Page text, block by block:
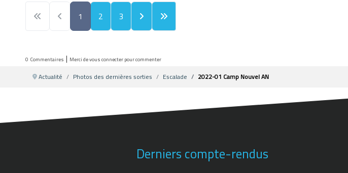
1 2 3
0 Commentaires | Merci de vous connecter pour commenter
Actualité Photos des dernières sorties Escalade 2022-01 Camp Nouvel AN
Derniers compte-rendus